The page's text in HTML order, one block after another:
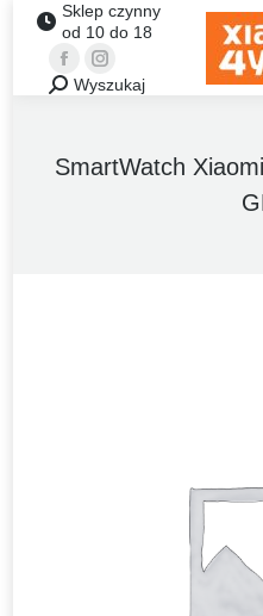
Sklep czynny
od 10 do 18
FacebookInstagram
Szukaj:Wyszukaj
SmartWatch